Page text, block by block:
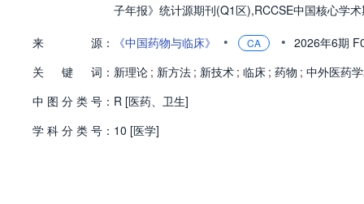
子年报》统计源期刊(Q1区),RCCSE中国核心学
来
源： 《中国药物与临床》 • CA • 2026年6期
关
键 词： 新理论 ; 新方法 ; 新技术 ; 临床 ; 药物 ; 中外医药
中 图 分 类 号： R [医药、卫生]
学 科 分 类 号： 10 [医学]